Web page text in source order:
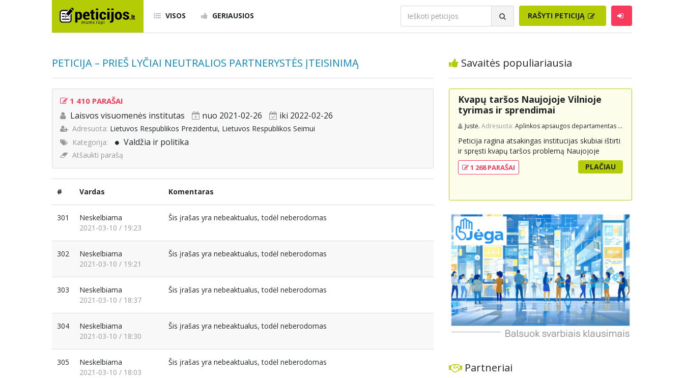
VISOS GERIAUSIOS RAŠYTI PETICIJĄ
PETICIJA – PRIEŠ LYČIAI NEUTRALIOS PARTNERYSTĖS ĮTEISINIMĄ
1 410 PARAŠAI
Laisvos visuomenės institutas nuo 2021-02-26 iki 2022-02-26
Adresuota: Lietuvos Respublikos Prezidentui, Lietuvos Respublikos Seimui
Kategorija:
Valdžia ir politika
Atšaukti parašą
# Vardas Komentaras
301
Neskelbiama
2021-03-10 / 19:23
Šis įrašas yra nebeaktualus, todėl neberodomas
302
Neskelbiama
2021-03-10 / 19:21
Šis įrašas yra nebeaktualus, todėl neberodomas
303
Neskelbiama
2021-03-10 / 18:37
Šis įrašas yra nebeaktualus, todėl neberodomas
304
Neskelbiama
2021-03-10 / 18:30
Šis įrašas yra nebeaktualus, todėl neberodomas
305
Neskelbiama
2021-03-10 / 18:03
Šis įrašas yra nebeaktualus, todėl neberodomas
Savaitės populiariausia
Kvapų taršos Naujojoje Vilnioje
tyrimas ir sprendimai
Justė. Adresuota: Aplinkos apsaugos departamentas prie Aplinkos ministerijos
Peticija ragina atsakingas institucijas skubiai ištirti
ir spręsti kvapų taršos problemą Naujojoje
Vilnioje, kuri kyla dėl buitinių atliekų sąvartyno
Pramonės g. 141. Gyventojai skundžiasi nuolatiniu
išsamius tyrimus, įdiegti nuolatinius kontrolės
mechanizmus ir imtis veiksmingų priemonių
problemai spręsti, taip pat užtikrinti visuomenės
informavimą apie priimtus sprendimus ir
planuojamus veiksmus.
1 268 PARAŠAI PLAČIAU
Partneriai